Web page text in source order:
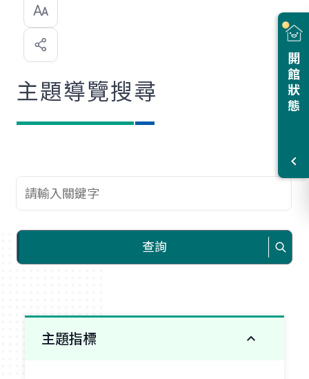
開館狀態
選
喜
歡
主題導覽搜尋
查詢關鍵字
查詢
主題指標